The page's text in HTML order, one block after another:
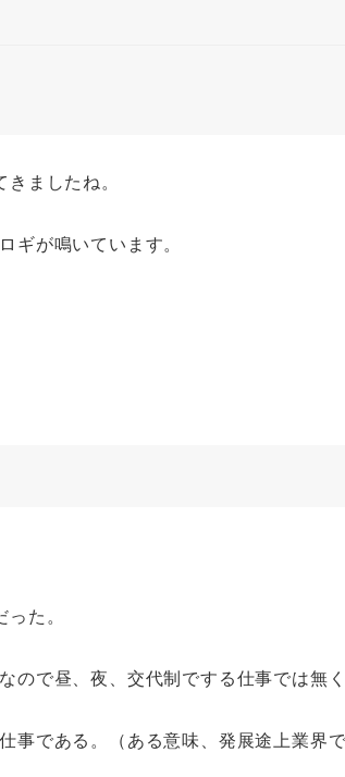
ましたね。
ギが鳴いています。
た。
で昼、夜、交代制でする仕事では無く
である。（ある意味、発展途上業界で